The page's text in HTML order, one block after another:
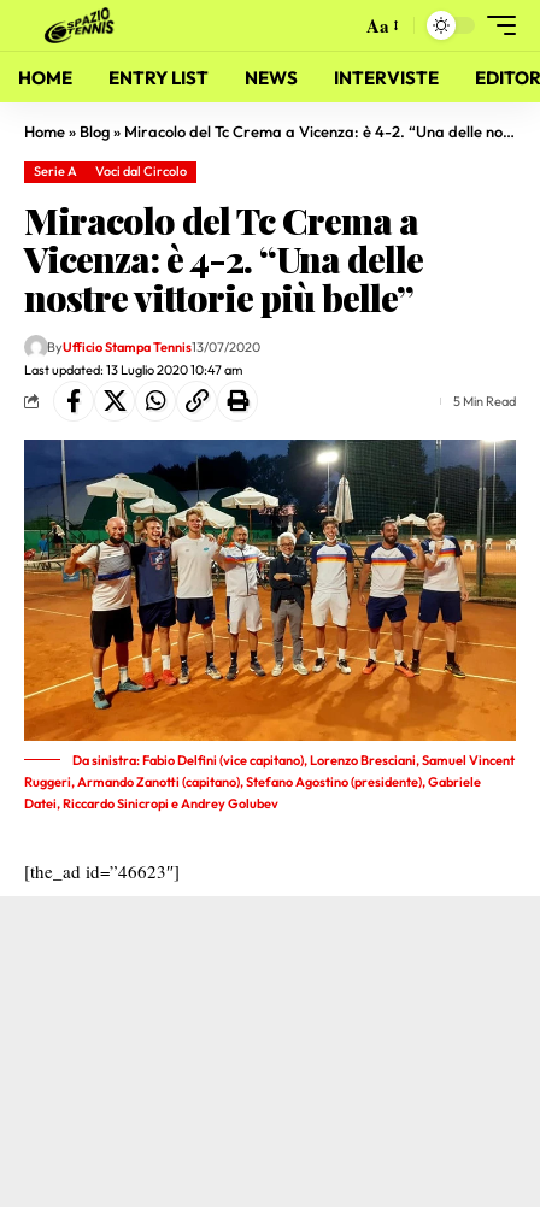
Aa
HOME ENTRY LIST NEWS INTERVISTE
Home» Blog» Miracolo del Tc Crema a Vicenza: è 4-2. “Una delle nostre vittorie più belle”
Serie A Voci dal Circolo
Miracolo del Tc Crema a
Vicenza: è 4-2. “Una delle
nostre vittorie più belle”
Last updated: 13 Luglio 2020 10:47 am
ByUfficio Stampa Tennis13/07/2020
5 Min Read
Da sinistra: Fabio Delfini (vice capitano), Lorenzo Bresciani, Samuel Vincent
Ruggeri, Armando Zanotti (capitano), Stefano Agostino (presidente), Gabriele
Datei, Riccardo Sinicropi e Andrey Golubev
[the_ad id=”46623″]